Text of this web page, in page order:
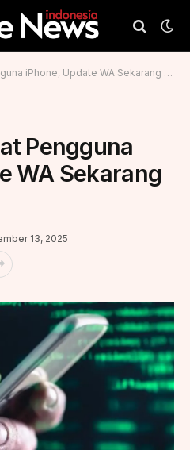
iPhone, Update WA Sekarang Juga
Pengguna
WA Sekarang
13, 2025